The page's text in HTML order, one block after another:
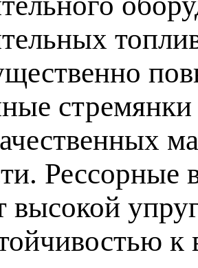
Рессорные
высокой